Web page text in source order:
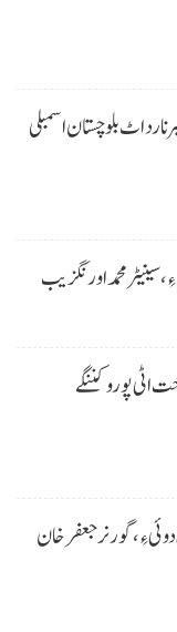
رد اٹ بلوچستان اسمبلی
محمد اورنگزیب
اٹی پورو کننگے
ءِ،گورنر جعفرخان